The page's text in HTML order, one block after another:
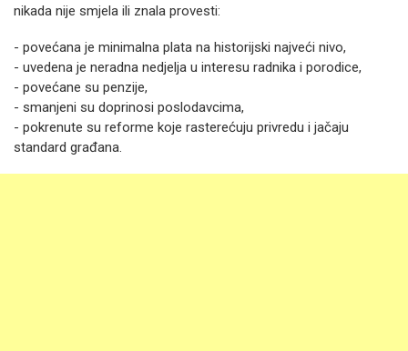
nikada nije smjela ili znala provesti:
- povećana je minimalna plata na historijski najveći nivo,
- uvedena je neradna nedjelja u interesu radnika i porodice,
- povećane su penzije,
- smanjeni su doprinosi poslodavcima,
- pokrenute su reforme koje rasterećuju privredu i jačaju
standard građana.